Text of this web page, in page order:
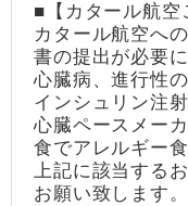
■【カタール航空
カタール航空へ
書の提出が必要
心臓病、進行性
インシュリン注
心臓ペースメー
食でアレルギー
上記に該当する
お願い致します。